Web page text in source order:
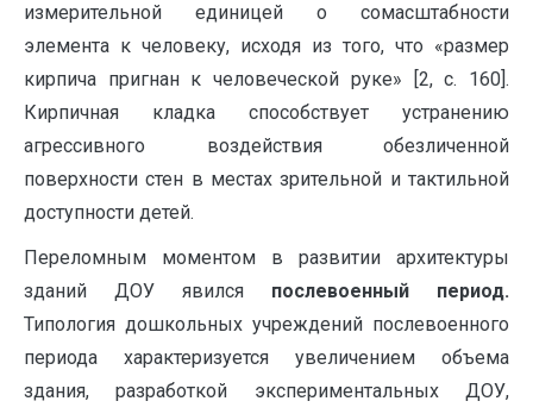
измерительной единицей о сомасштабности
элемента к человеку, исходя из того, что «размер
кирпича пригнан к человеческой руке» [2, с. 160].
Кирпичная кладка способствует устранению
агрессивного воздействия обезличенной
поверхности стен в местах зрительной и тактильной
доступности детей.
Переломным моментом в развитии архитектуры
зданий ДОУ явился послевоенный период.
Типология дошкольных учреждений послевоенного
периода характеризуется увеличением объема
здания, разработкой экспериментальных ДОУ,